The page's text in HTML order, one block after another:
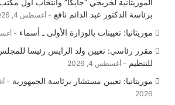
الموريتانية لخريجي “جايكا” وانتخاب أول
برئاسة الدكتور عبد الدائم نافع
أغسطس 4, 2026
موريتانيا: تعيينات بالوزارة الأولى ـ أسماء
مقرر رئاسي: تعيين ولد الرايس رئيسا
للتنظيم
أغسطس 4, 2026
موريتانيا: تعيين مستشار برئاسة الجمهورية
2026